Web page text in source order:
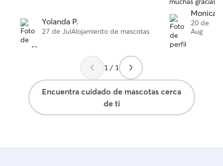
Yolanda P.
27 de JulAlojamiento de mascotas
Monica
20 de
Aug
1 / 1
Encuentra cuidado de mascotas cerca
de ti